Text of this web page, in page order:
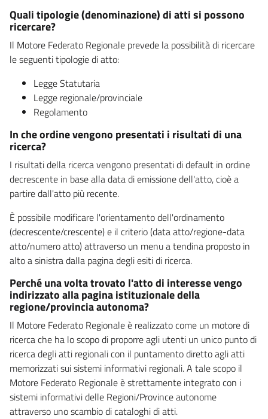
Quali tipologie (denominazione) di atti si possono
ricercare?
Il Motore Federato Regionale prevede la possibilità di ricercare
le seguenti tipologie di atto:
Legge Statutaria
Legge regionale/provinciale
Regolamento
In che ordine vengono presentati i risultati di una
ricerca?
I risultati della ricerca vengono presentati di default in ordine
decrescente in base alla data di emissione dell'atto, cioè a
partire dall'atto più recente.
È possibile modificare l'orientamento dell'ordinamento
(decrescente/crescente) e il criterio (data atto/regione-data
atto/numero atto) attraverso un menu a tendina proposto in
alto a sinistra dalla pagina degli esiti di ricerca.
Perché una volta trovato l'atto di interesse vengo
indirizzato alla pagina istituzionale della
regione/provincia autonoma?
Il Motore Federato Regionale è realizzato come un motore di
ricerca che ha lo scopo di proporre agli utenti un unico punto di
ricerca degli atti regionali con il puntamento diretto agli atti
memorizzati sui sistemi informativi regionali. A tale scopo il
Motore Federato Regionale è strettamente integrato con i
sistemi informativi delle Regioni/Province autonome
attraverso uno scambio di cataloghi di atti.